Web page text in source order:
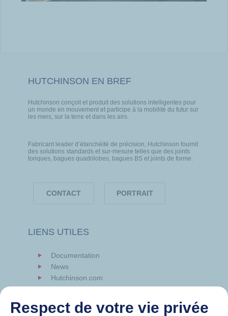
HUTCHINSON EN BREF
Hutchinson conçoit et produit des solutions intelligentes pour
un monde en mouvement et participe à la mobilité du futur sur
les mers, sur la terre et dans les airs.
Fabricant leader d’étanchéité de précision, Hutchinson fournit
des solutions standards et sur-mesure telles que des joints
toriques, bagues quadrilobes, bagues BS et joints de forme.
CONTACT PORTRAIT
LIENS UTILES
Documentation
News
Hutchinson.com
Respect de votre vie privée